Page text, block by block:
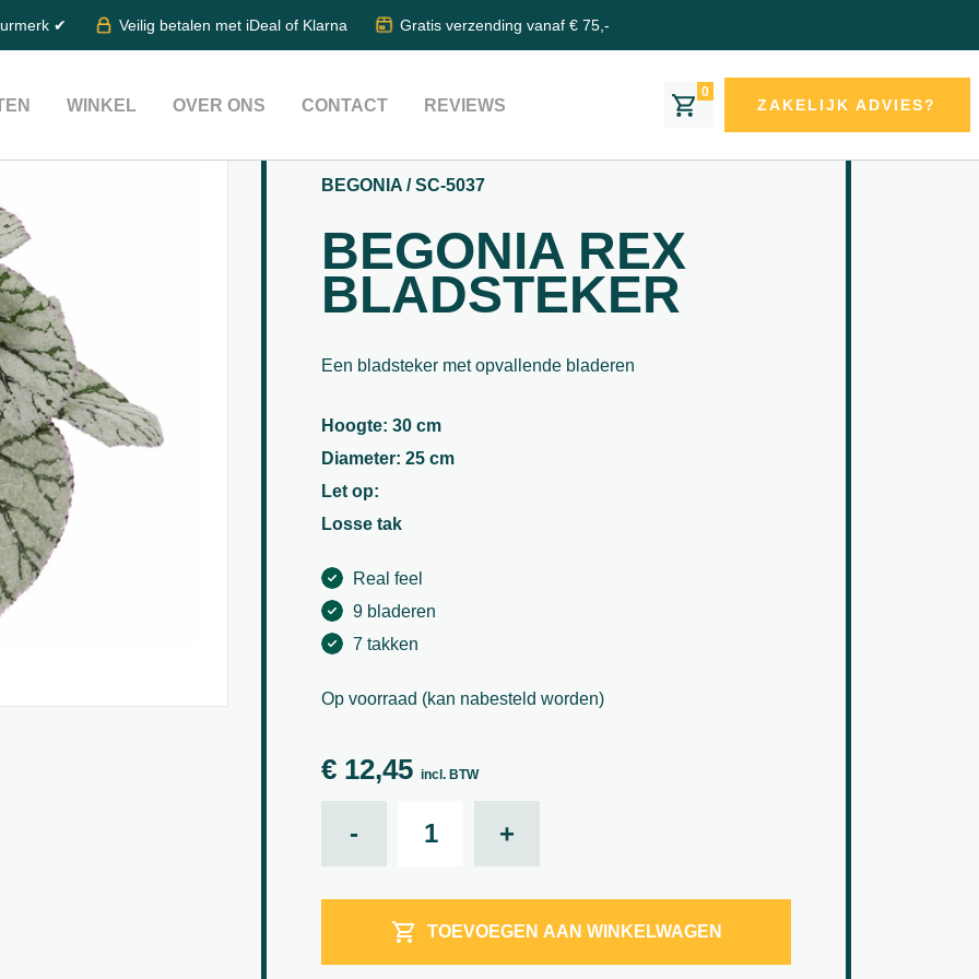
✔ Veilig betalen met iDeal of Klarna Gratis verzending vanaf € 75,-
WINKEL OVER ONS CONTACT REVIEWS
0
ZAKELIJK ADVIES?
BEGONIA / SC-5037
BEGONIA REX
BLADSTEKER
Een bladsteker met opvallende bladeren
Hoogte: 30 cm
Diameter: 25 cm
Let op:
Losse tak
Real feel
9 bladeren
7 takken
Op voorraad (kan nabesteld worden)
€ 12,45 incl. BTW
- +
TOEVOEGEN AAN WINKELWAGEN